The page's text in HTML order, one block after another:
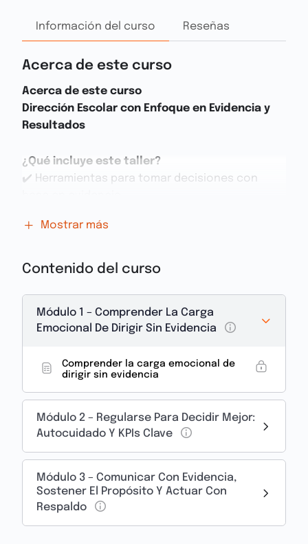
Información del curso Reseñas
Acerca de este curso
Acerca de este curso
Dirección Escolar con Enfoque en Evidencia y
Resultados
¿Qué incluye este taller?
✔️ Herramientas para tomar decisiones con
propósito
pedagógica y humana
Dirigir una escuela hoy no solo es vocación.
Es saber mirar con claridad, decidir con datos y
liderar con humanidad.
Este taller te ayudará a interpretar lo que
ocurre,
a reducir el desgaste en decisiones difíciles
y a construir una comunidad educativa sólida,
coherente y confiada en su propósito.
Aprenderás a usar indicadores como brújula,
a sostener conversaciones difíciles sin perder la
calma,
y a transformar los datos en cuidado real.
Mostrar más
Contenido del curso
Módulo 1 – Comprender La Carga
Emocional De Dirigir Sin Evidencia
Comprender la carga emocional de
dirigir sin evidencia
Módulo 2 – Regularse Para Decidir Mejor:
Autocuidado Y KPIs Clave
Módulo 3 – Comunicar Con Evidencia,
Sostener El Propósito Y Actuar Con
Respaldo